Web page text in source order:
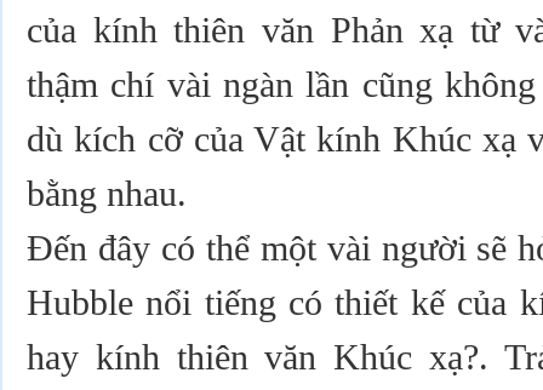
của kính thiên văn Phản xạ từ
thậm chí vài ngàn lần cũng
dù kích cỡ của Vật kính Khúc xạ
bằng nhau.
Đến đây có thể một vài người sẽ
Hubble nổi tiếng có thiết kế của
hay kính thiên văn Khúc xạ?.